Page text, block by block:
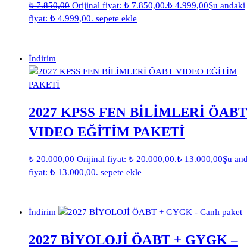
₺7.850,00 Orijinal fiyat: ₺ 7.850,00.₺ 4.999,00Şu andaki
fiyat: ₺ 4.999,00. sepete ekle
İndirim
2027 KPSS FEN BİLİMLERİ ÖABT
VIDEO EĞİTİM PAKETİ
₺20.000,00 Orijinal fiyat: ₺ 20.000,00.₺ 13.000,00Şu
fiyat: ₺ 13.000,00. sepete ekle
İndirim
2027 BİYOLOJİ ÖABT + GYGK –